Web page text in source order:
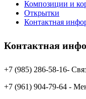
Композиции и
Открытки
Контактная
Контактная
+7 (985) 286-58-16-
+7 (961) 904-79-64 -